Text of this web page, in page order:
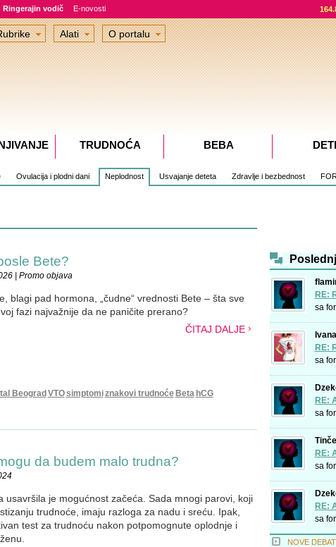
Ringerajin vodič E-novosti
Ovulacija i plodni dani Neplodnost Usvajanje deteta Zdravlje i bezbednost
Bete?
| Promo objava
blagi pad hormona, „čudne“ vrednosti Bete – šta sve
fazi najvažnije da ne paničite prerano?
ČITAJ DALJE
Beograd VTOsimptomiznakovi trudnoće Beta hCG
da budem malo trudna?
usavršila je mogućnost začeća. Sada mnogi parovi, koji
trudnoće, imaju razloga za nadu i sreću. Ipak,
test za trudnoću nakon potpomognute oplodnje i
RE:
sa
RE:
sa
RE:
sa
RE:
sa
RE:
sa
NOVE
Alati O portalu
TRUDNOĆA BEBA